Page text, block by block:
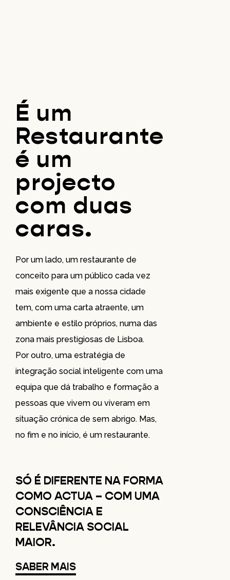
É um
Restaurante
é um
projecto
com duas
caras.
Por um lado, um restaurante de
conceito para um público cada vez
mais exigente que a nossa cidade
tem, com uma carta atraente, um
ambiente e estilo próprios, numa das
zona mais prestigiosas de Lisboa.
Por outro, uma estratégia de
integração social inteligente com uma
equipa que dá trabalho e formação a
pessoas que vivem ou viveram em
situação crónica de sem abrigo. Mas,
no fim e no início, é um restaurante.
SÓ É DIFERENTE NA FORMA
COMO ACTUA – COM UMA
CONSCIÊNCIA E
RELEVÂNCIA SOCIAL
MAIOR.
SABER MAIS